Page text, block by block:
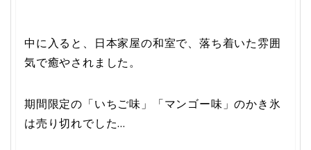
中に入ると、日本家屋の和室で、落ち着いた雰囲
気で癒やされました。
期間限定の「いちご味」「マンゴー味」のかき氷
は売り切れでした…